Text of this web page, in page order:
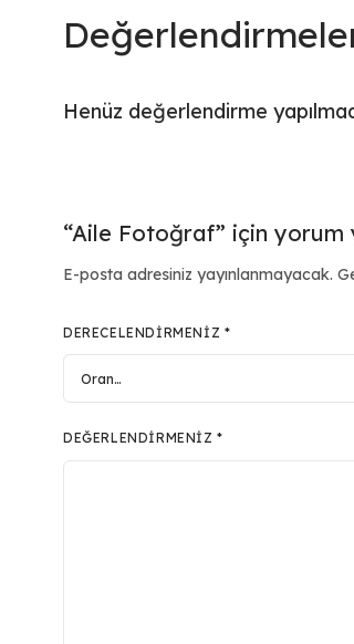
Henüz değerlendirme
“Aile Fotoğraf” için yorum
E-posta adresiniz yayınlanmayacak.
DERECELENDIRMENIZ *
DEĞERLENDIRMENIZ*